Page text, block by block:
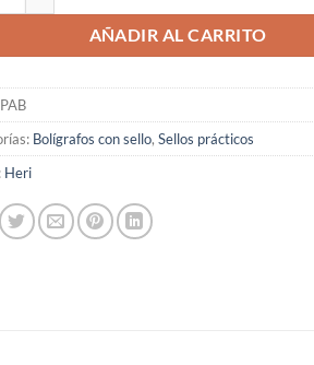
AÑADIR AL CARRITO
Bolígrafos con sello, Sellos prácticos
Heri